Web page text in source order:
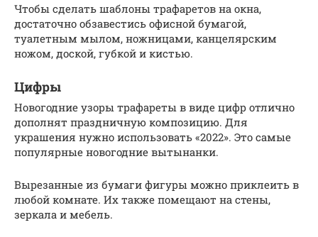
Чтобы сделать шаблоны трафаретов на окна,
достаточно обзавестись офисной бумагой,
туалетным мылом, ножницами, канцелярским
ножом, доской, губкой и кистью.
Цифры
Новогодние узоры трафареты в виде цифр отлично
дополнят праздничную композицию. Для
украшения нужно использовать «2022». Это самые
популярные новогодние вытынанки.
Вырезанные из бумаги фигуры можно приклеить в
любой комнате. Их также помещают на стены,
зеркала и мебель.